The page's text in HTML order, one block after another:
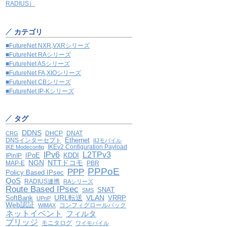
RADIUS）
カテゴリ
■FutureNet NXR,VXRシリーズ
■FutureNet RAシリーズ
■FutureNet ASシリーズ
■FutureNet FA,XIOシリーズ
■FutureNet CBシリーズ
■FutureNet IP-Kシリーズ
タグ
CRG DDNS DHCP DNAT
DNSインターセプト Ethernet
IIJモバイル
IKE Modeconfig
IKEv2 Configuration Payload
IPinIP
IPoE IPv6 KDDI L2TPv3
MAP-E NGN NTTドコモ PBR
Policy Based IPsec PPP PPPoE
QoS RADIUS連携 RAシリーズ
Route Based IPsec SMS SNAT
SoftBank UPnP URL転送 VLAN VRRP
Web認証
WiMAX コンフィグロールバック
ネットイベント
フィルタ
ブリッジ
モニタログ ワイモバイル